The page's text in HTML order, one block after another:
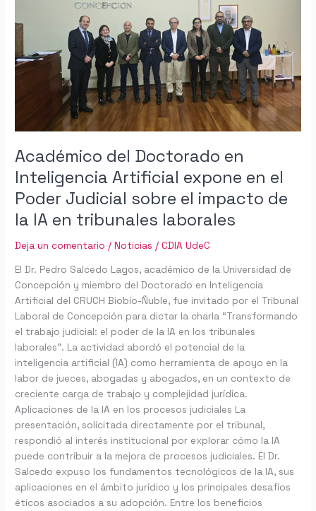
Académico del Doctorado en
Inteligencia Artificial expone en el
Poder Judicial sobre el impacto de
la IA en tribunales laborales
Deja un comentario /Noticias /CDIA UdeC
El Dr. Pedro Salcedo Lagos, académico de la Universidad de
Concepción y miembro del Doctorado en Inteligencia
Artificial del CRUCH Biobío-Ñuble, fue invitado por el Tribunal
Laboral de Concepción para dictar la charla “Transformando
el trabajo judicial: el poder de la IA en los tribunales
laborales”. La actividad abordó el potencial de la
inteligencia artificial (IA) como herramienta de apoyo en la
labor de jueces, abogadas y abogados, en un contexto de
creciente carga de trabajo y complejidad jurídica.
Aplicaciones de la IA en los procesos judiciales La
presentación, solicitada directamente por el tribunal,
respondió al interés institucional por explorar cómo la IA
puede contribuir a la mejora de procesos judiciales. El Dr.
Salcedo expuso los fundamentos tecnológicos de la IA, sus
aplicaciones en el ámbito jurídico y los principales desafíos
éticos asociados a su adopción. Entre los beneficios
en
Inteligencia
Artificial
expone
Judicial
sobre
el
impacto
de
IA
en
laborales